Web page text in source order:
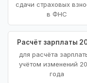
сдачи страховых
в ФНС
Расчёт зарплаты
для расчёта
учётом изменений
года